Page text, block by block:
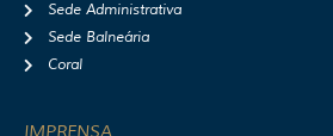
Sede Administrativa
Sede Balneária
Coral